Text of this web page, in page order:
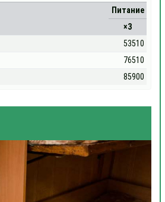
Питание
×3
53510
76510
85900